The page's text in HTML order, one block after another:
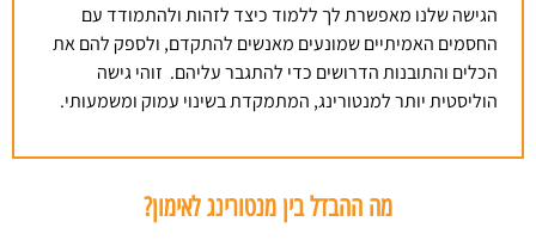
הגישה שלנו מאפשרת לך ללמוד כיצד לזהות ולהתמודד עם
החסמים האמיתיים שמונעים מאנשים להתקדם, ולספק להם את
הכלים והתובנות הדרושים כדי להתגבר עליהם. זוהי גישה
הוליסטית יותר למנטורינג, המתמקדת בשינוי עמוק ומשמעותי.
מה ההבדל בין מנטורינג לאימון?